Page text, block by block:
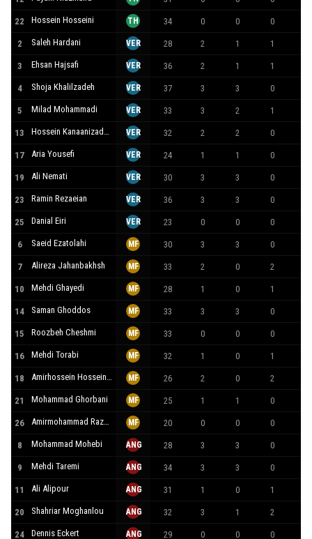
22 Hossein Hosseini
2 Saleh Hardani
3 Ehsan Hajsafi
4 Shoja Khalilzadeh
5 Milad Mohammadi
13
17 Aria Yousefi
19 Ali Nemati
23 Ramin Rezaeian
25 Danial Eiri
6 Saeid Ezatolahi
7 Alireza Jahanbakhsh
10 Mehdi Ghayedi
14 Saman Ghoddos
15 Roozbeh Cheshmi
16 Mehdi Torabi
18
21 Mohammad Ghorbani
26
8 Mohammad Mohebi
9 Mehdi Taremi
11 Ali Alipour
20 Shahriar Moghanlou
24 Dennis Eckert
TH 34 0 0 0
VER 28 2 1 1
VER 36 2 1 1
VER 37 3 3 0
VER 33 3 2 1
VER 32 2 2 0
VER 24 1 1 0
VER 30 3 3 0
VER 36 3 3 0
VER 23 0 0 0
MF 30 3 3 0
MF 33 2 0 2
MF 28 1 0 1
MF 33 3 3 0
MF 33 0 0 0
MF 32 1 0 1
MF 26 2 0 2
MF 25 1 1 0
MF 20 0 0 0
ANG 28 3 3 0
ANG 34 3 3 0
ANG 31 1 0 1
ANG 32 3 1 2
ANG 29 0 0 0